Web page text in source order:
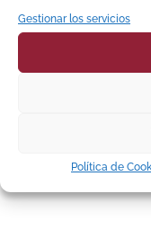
Gestionar los servicios
Política de
+